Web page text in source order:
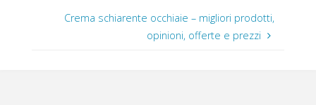
Crema schiarente occhiaie – migliori prodotti,
opinioni, offerte e prezzi